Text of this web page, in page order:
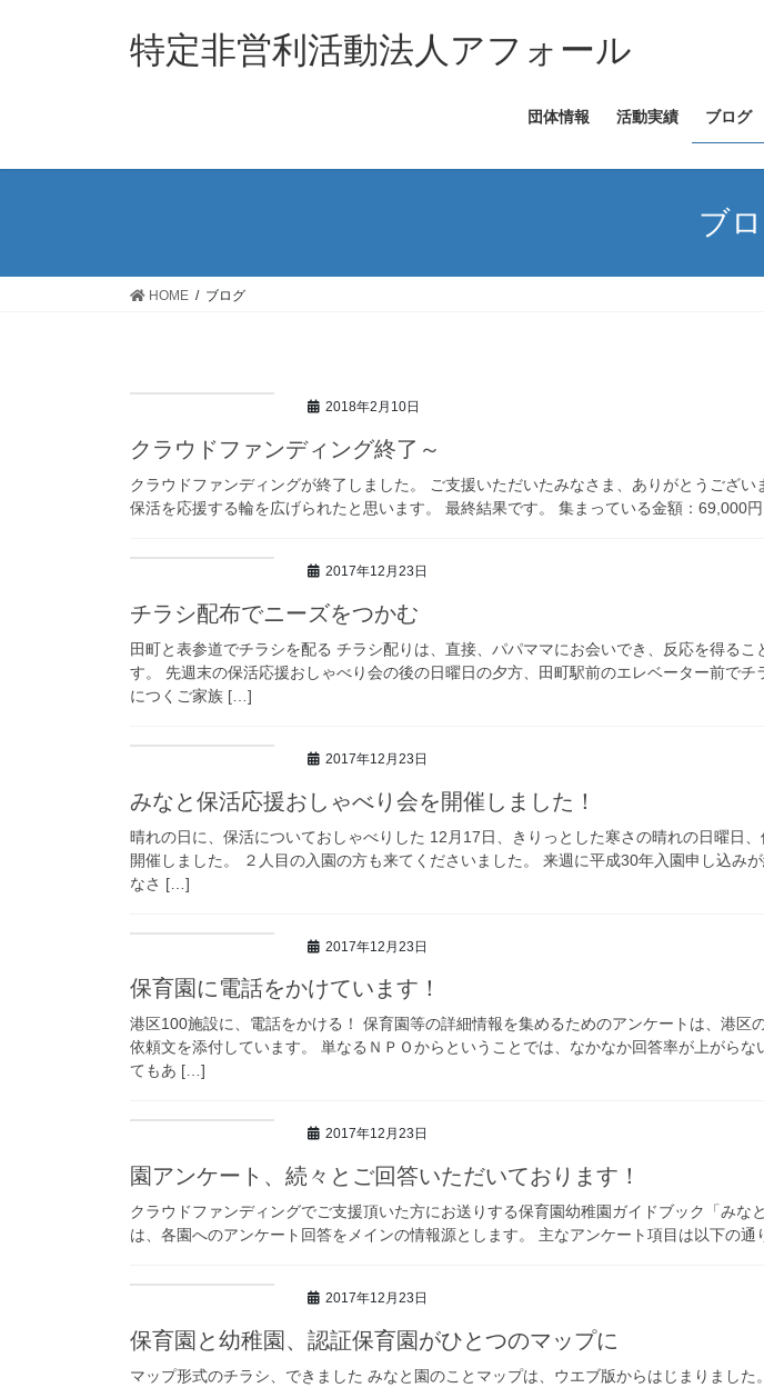
ス
ン
特定非営利活動法人アフォール
団体情報 活動実績 ブログ
ブ
HOME ブログ
2018年2月10日
クラウドファンディング終了～
クラウドファンディングが終了しました。 ご支援いただいたみなさま、ありがとうござい
保活を応援する輪を広げられたと思います。 最終結果です。 集まっている金額：69,000
2017年12月23日
チラシ配布でニーズをつかむ
田町と表参道でチラシを配る チラシ配りは、直接、パパママにお会いでき、反応を得るこ
す。 先週末の保活応援おしゃべり会の後の日曜日の夕方、田町駅前のエレベーター前でチ
につくご家族 […]
2017年12月23日
みなと保活応援おしゃべり会を開催しました！
晴れの日に、保活についておしゃべりした 12月17日、きりっとした寒さの晴れの日曜日
開催しました。 ２人目の入園の方も来てくださいました。 来週に平成30年入園申し込み
なさ […]
2017年12月23日
保育園に電話をかけています！
港区100施設に、電話をかける！ 保育園等の詳細情報を集めるためのアンケートは、港区
依頼文を添付しています。 単なるＮＰＯからということでは、なかなか回答率が上がらな
てもあ […]
2017年12月23日
園アンケート、続々とご回答いただいております！
クラウドファンディングでご支援頂いた方にお送りする保育園幼稚園ガイドブック「みな
は、各園へのアンケート回答をメインの情報源とします。 主なアンケート項目は以下の
2017年12月23日
保育園と幼稚園、認証保育園がひとつのマップに
マップ形式のチラシ、できました みなと園のことマップは、ウエブ版からはじまりました